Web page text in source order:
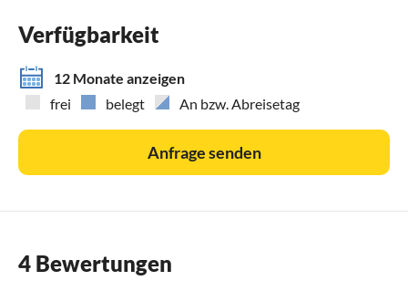
Verfügbarkeit
12 Monate anzeigen
frei
belegt An bzw. Abreisetag
Anfrage senden
4 Bewertungen